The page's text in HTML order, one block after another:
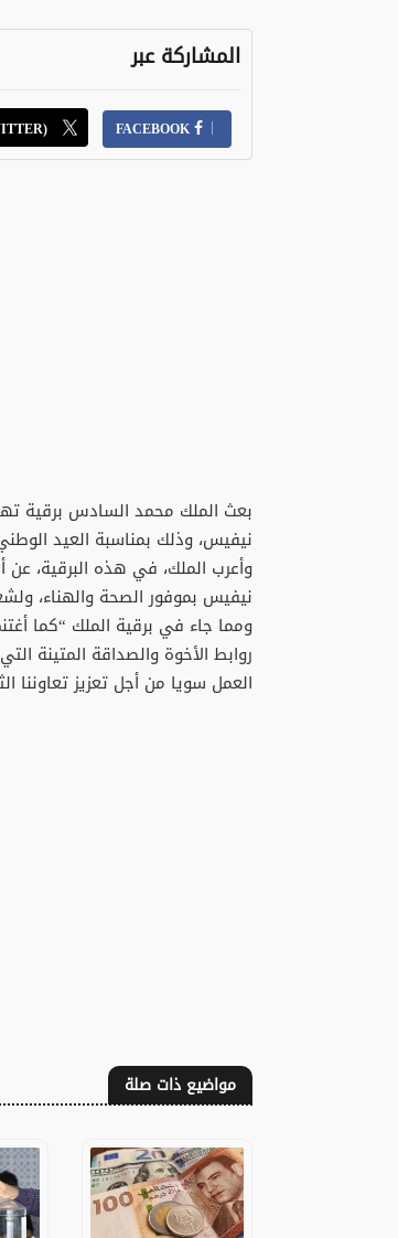
المشاركة عبر
FACEBOOK
بعث الملك محمد السادس برقية
نيفيس، وذلك بمناسبة العيد
وأعرب الملك، في هذه البرقية، عن
نيفيس بموفور الصحة والهناء،
ومما جاء في برقية الملك “كما
روابط الأخوة والصداقة المتينة
العمل سويا من أجل تعزيز تعاوننا
مواضيع ذات صلة